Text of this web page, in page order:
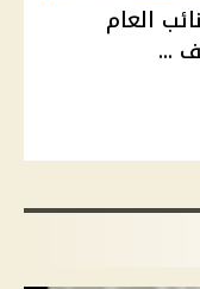
النائب العام
...